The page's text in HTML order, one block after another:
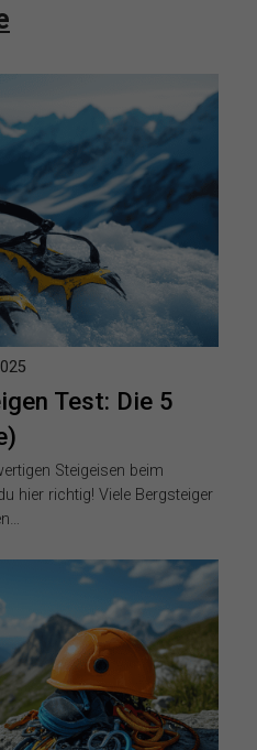
Test: Die 5
Steigeisen beim
hier richtig! Viele Bergsteiger